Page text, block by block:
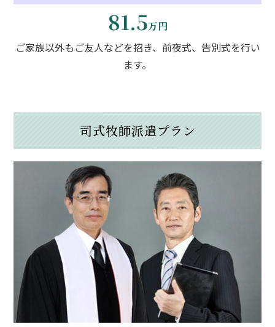
81.5万円
ご家族以外もご友人などを招き、前夜式、告別式を行い
ます。
司式牧師派遣プラン